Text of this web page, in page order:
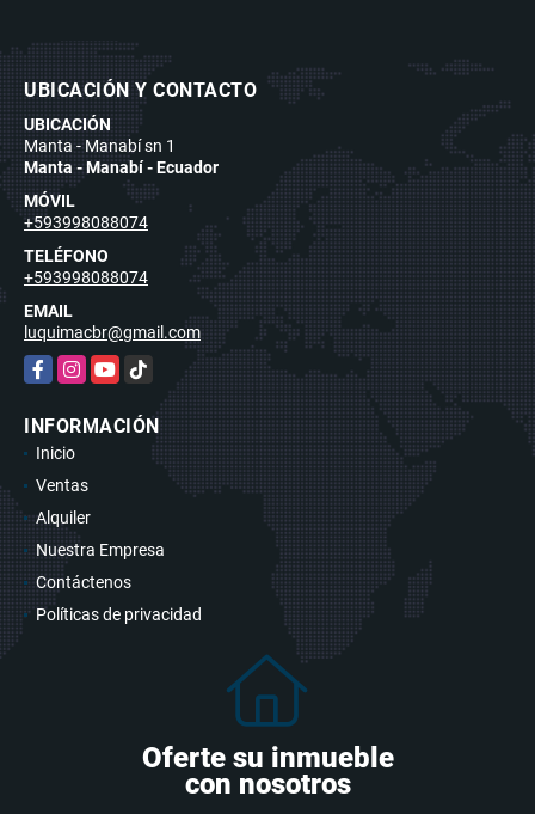
UBICACIÓN Y CONTACTO
UBICACIÓN
Manta - Manabí sn 1
Manta - Manabí - Ecuador
MÓVIL
+593998088074
TELÉFONO
+593998088074
EMAIL
luquimacbr@gmail.com
FacebookInstagram
YouTubeTikTok
INFORMACIÓN
Inicio
Ventas
Alquiler
Nuestra Empresa
Contáctenos
Políticas de privacidad
Oferte su inmueble
con nosotros